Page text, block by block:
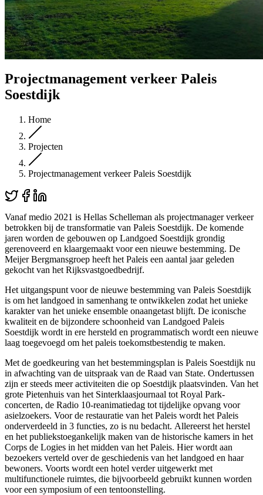
Projectmanagement verkeer Paleis
Soestdijk
Home
Projecten
Projectmanagement verkeer Paleis Soestdijk
Vanaf medio 2021 is Hellas Schelleman als projectmanager verkeer
betrokken bij de transformatie van Paleis Soestdijk. De komende
jaren worden de gebouwen op Landgoed Soestdijk grondig
gerenoveerd en klaargemaakt voor een nieuwe bestemming. De
Meijer Bergmansgroep heeft het Paleis een aantal jaar geleden
gekocht van het Rijksvastgoedbedrijf.
Het uitgangspunt voor de nieuwe bestemming van Paleis Soestdijk
is om het landgoed in samenhang te ontwikkelen zodat het unieke
karakter van het unieke ensemble onaangetast blijft. De iconische
kwaliteit en de bijzondere schoonheid van Landgoed Paleis
Soestdijk wordt in ere hersteld en programmatisch wordt een nieuwe
laag toegevoegd om het paleis toekomstbestendig te maken.
Met de goedkeuring van het bestemmingsplan is Paleis Soestdijk nu
in afwachting van de uitspraak van de Raad van State. Ondertussen
zijn er steeds meer activiteiten die op Soestdijk plaatsvinden. Van het
grote Pietenhuis van het Sinterklaasjournaal tot Royal Park-
concerten, de Radio 10-reanimatiedag tot tijdelijke opvang voor
asielzoekers. Voor de restauratie van het Paleis wordt het Paleis
onderverdeeld in 3 functies, zo is nu bedacht. Allereerst het herstel
en het publiekstoegankelijk maken van de historische kamers in het
Corps de Logies in het midden van het Paleis. Hier wordt aan
bezoekers verteld over de geschiedenis van het landgoed en haar
bewoners. Voorts wordt een hotel verder uitgewerkt met
multifunctionele ruimtes, die bijvoorbeeld gebruikt kunnen worden
voor een symposium of een tentoonstelling.